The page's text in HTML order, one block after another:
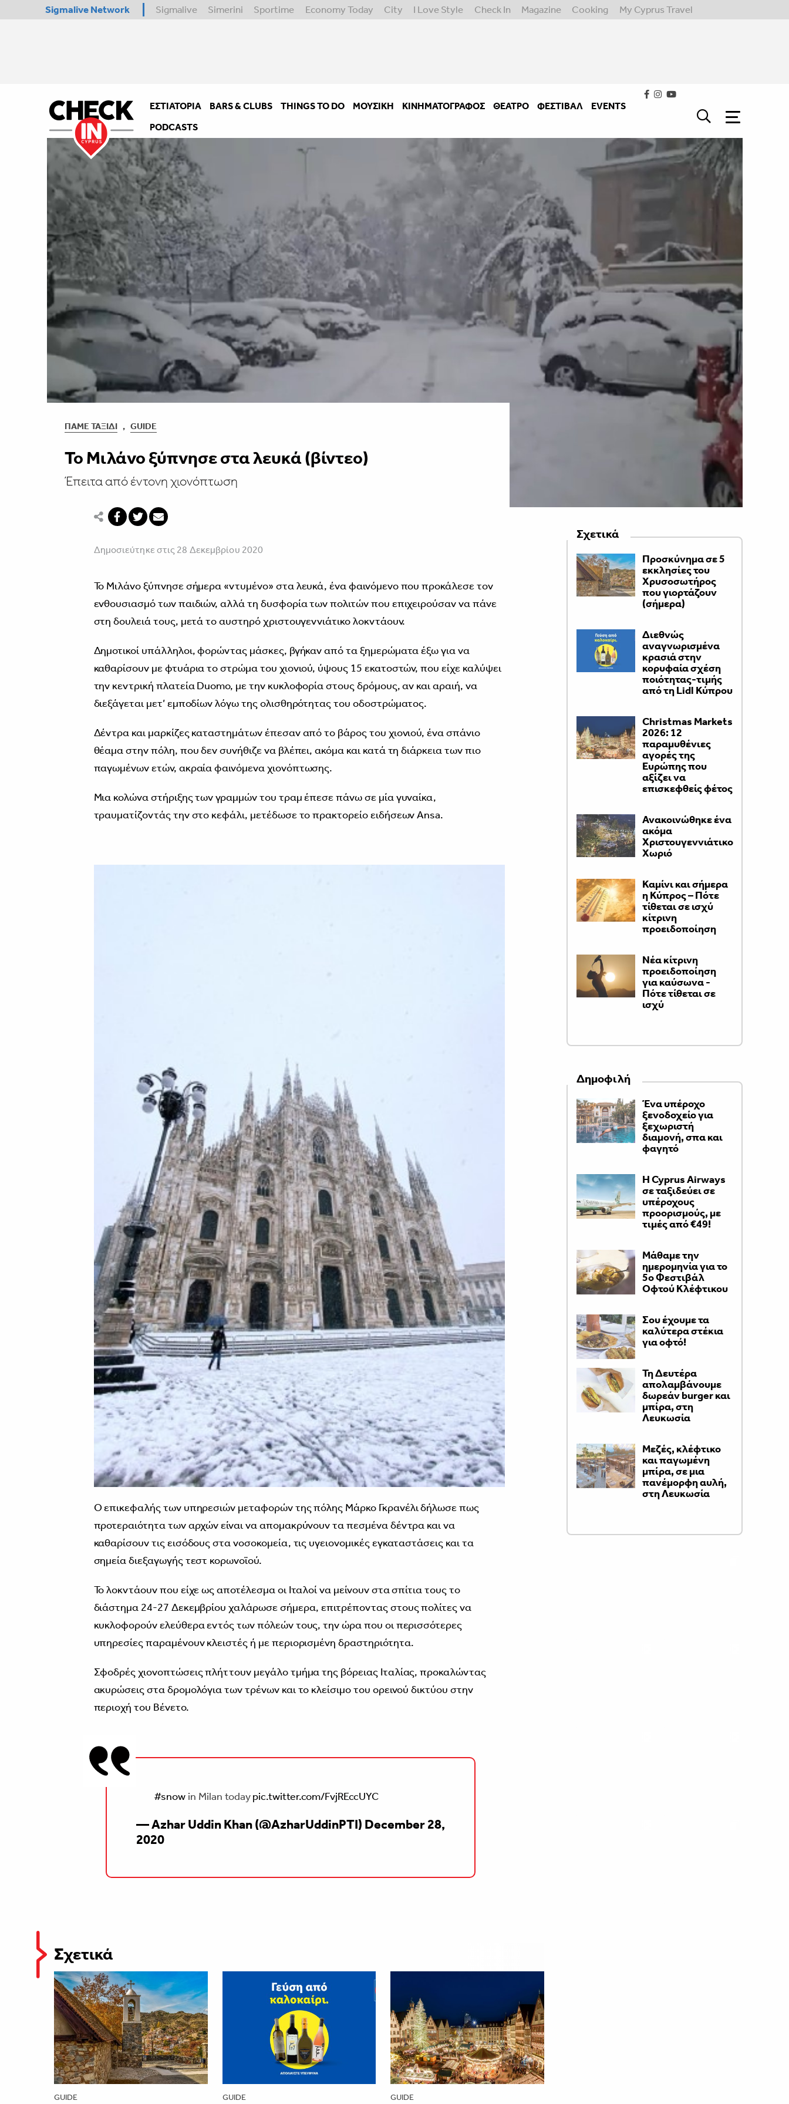
Sigmalive Network Sigmalive Simerini Sportime Economy Today City I Love Style Check In Magazine Cooking My Cyprus Travel
ΕΣΤΙΑΤΌΡΙΑ BARS & CLUBS THINGS TO DO ΜΟΥΣΙΚΉ ΚΙΝΗΜΑΤΟΓΡΆΦΟΣ ΘΈΑΤΡΟ ΦΕΣΤΙΒΑΛ
EVENTS
PODCASTS
ΠΆΜΕ ΤΑΞΊΔΙ , GUIDE
Το Μιλάνο ξύπνησε στα λευκά (βίντεο)
Έπειτα από έντονη χιονόπτωση
Δημοσιεύτηκε στις 28 Δεκεμβρίου 2020
Το Μιλάνο ξύπνησε σήμερα «ντυμένο» στα λευκά, ένα φαινόμενο που προκάλεσε τον
ενθουσιασμό των παιδιών, αλλά τη δυσφορία των πολιτών που επιχειρούσαν να πάνε
στη δουλειά τους, μετά το αυστηρό χριστουγεννιάτικο λοκντάουν.
Δημοτικοί υπάλληλοι, φορώντας μάσκες, βγήκαν από τα ξημερώματα έξω για να
καθαρίσουν με φτυάρια το στρώμα του χιονιού, ύψους 15 εκατοστών, που είχε καλύψει
την κεντρική πλατεία Duomo, με την κυκλοφορία στους δρόμους, αν και αραιή, να
διεξάγεται μετ’ εμποδίων λόγω της ολισθηρότητας του οδοστρώματος.
Δέντρα και μαρκίζες καταστημάτων έπεσαν από το βάρος του χιονιού, ένα σπάνιο
θέαμα στην πόλη, που δεν συνήθιζε να βλέπει, ακόμα και κατά τη διάρκεια των πιο
παγωμένων ετών, ακραία φαινόμενα χιονόπτωσης.
Μια κολώνα στήριξης των γραμμών του τραμ έπεσε πάνω σε μία γυναίκα,
τραυματίζοντάς την στο κεφάλι, μετέδωσε το πρακτορείο ειδήσεων Ansa.
Ο επικεφαλής των υπηρεσιών μεταφορών της πόλης Μάρκο Γκρανέλι δήλωσε πως
προτεραιότητα των αρχών είναι να απομακρύνουν τα πεσμένα δέντρα και να
καθαρίσουν τις εισόδους στα νοσοκομεία, τις υγειονομικές εγκαταστάσεις και τα
σημεία διεξαγωγής τεστ κορωνοϊού.
Το λοκντάουν που είχε ως αποτέλεσμα οι Ιταλοί να μείνουν στα σπίτια τους το
διάστημα 24-27 Δεκεμβρίου χαλάρωσε σήμερα, επιτρέποντας στους πολίτες να
κυκλοφορούν ελεύθερα εντός των πόλεών τους, την ώρα που οι περισσότερες
υπηρεσίες παραμένουν κλειστές ή με περιορισμένη δραστηριότητα.
Σφοδρές χιονοπτώσεις πλήττουν μεγάλο τμήμα της βόρειας Ιταλίας, προκαλώντας
ακυρώσεις στα δρομολόγια των τρένων και το κλείσιμο του ορεινού δικτύου στην
περιοχή του Βένετο.
#snow in Milan todaypic.twitter.com/FvjREccUYC
— Azhar Uddin Khan (@AzharUddinPTI) December 28,
2020
Σχετικά
GUIDE GUIDE GUIDE
Σχετικά
Προσκύνημα σε 5
εκκλησίες του
Χρυσοσωτήρος
που γιορτάζουν
(σήμερα)
Διεθνώς
αναγνωρισμένα
κρασιά στην
κορυφαία σχέση
ποιότητας-τιμής
από τη Lidl Κύπρου
Christmas Markets
2026: 12
παραμυθένιες
αγορές της
Ευρώπης που
αξίζει να
επισκεφθείς φέτος
Ανακοινώθηκε ένα
ακόμα
Χριστουγεννιάτικο
Χωριό
Καμίνι και σήμερα
η Κύπρος – Πότε
τίθεται σε ισχύ
κίτρινη
προειδοποίηση
Νέα κίτρινη
προειδοποίηση
για καύσωνα -
Πότε τίθεται σε
ισχύ
Δημοφιλή
Ένα υπέροχο
ξενοδοχείο για
ξεχωριστή
διαμονή, σπα και
φαγητό
H Cyprus Airways
σε ταξιδεύει σε
υπέροχους
προορισμούς, με
τιμές από €49!
Μάθαμε την
ημερομηνία για το
5ο Φεστιβάλ
Οφτού Κλέφτικου
Σου έχουμε τα
καλύτερα στέκια
για οφτό!
Τη Δευτέρα
απολαμβάνουμε
δωρεάν burger και
μπίρα, στη
Λευκωσία
Μεζές, κλέφτικο
και παγωμένη
μπίρα, σε μια
πανέμορφη αυλή,
στη Λευκωσία